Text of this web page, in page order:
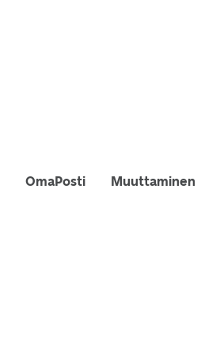
OmaPosti Muuttaminen